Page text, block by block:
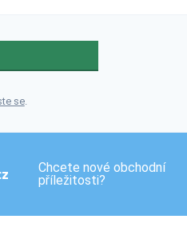
se.
Chcete nové obchodní
příležitosti?